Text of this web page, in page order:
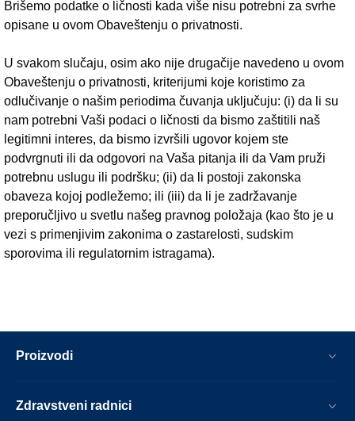
Brišemo podatke o ličnosti kada više nisu potrebni za svrhe
opisane u ovom Obaveštenju o privatnosti.
U svakom slučaju, osim ako nije drugačije navedeno u ovom
Obaveštenju o privatnosti, kriterijumi koje koristimo za
odlučivanje o našim periodima čuvanja uključuju: (i) da li su
nam potrebni Vaši podaci o ličnosti da bismo zaštitili naš
legitimni interes, da bismo izvršili ugovor kojem ste
podvrgnuti ili da odgovori na Vaša pitanja ili da Vam pruži
potrebnu uslugu ili podršku; (ii) da li postoji zakonska
obaveza kojoj podležemo; ili (iii) da li je zadržavanje
preporučljivo u svetlu našeg pravnog položaja (kao što je u
vezi s primenjivim zakonima o zastarelosti, sudskim
sporovima ili regulatornim istragama).
Proizvodi
Zdravstveni radnici